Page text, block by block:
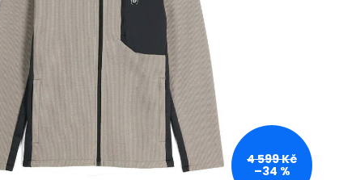
4 599 Kč
–34 %